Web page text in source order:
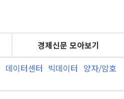
경제신문 모아보기
데이터센터 빅데이터 양자/암호